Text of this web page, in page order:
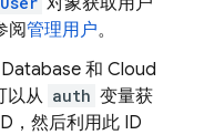
阅管理用户。
和 Cloud
以从 auth 变量获
，然后利用此 ID